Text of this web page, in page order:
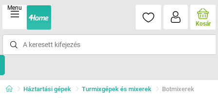
Menu
Kosár
Háztartási gépek Turmixgépek és mixerek Botmixerek